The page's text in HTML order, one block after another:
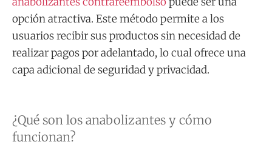
opción atractiva. Este método permite a los
usuarios recibir sus productos sin necesidad de
realizar pagos por adelantado, lo cual ofrece una
capa adicional de seguridad y privacidad.
¿Qué son los anabolizantes y cómo
funcionan?